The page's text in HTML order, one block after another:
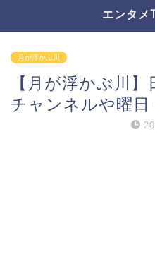
エンタメ
月が浮かぶ川
【月が浮かぶ川
チャンネルや曜日